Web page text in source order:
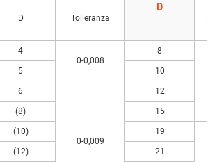
D
D Tolleranza
4
0-0,008
8
5
10
6
0-0,009
12
(8)
15
(10) 19
(12) 21